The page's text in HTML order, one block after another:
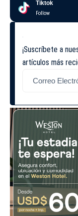
Tiktok
Follow
¡Suscríbete a
artículos más